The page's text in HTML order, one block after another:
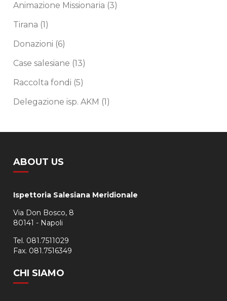
Animazione Missionaria (3)
Tirana (1)
Donazioni (6)
Case salesiane (13)
Raccolta fondi (5)
Delegazione isp. AKM (1)
ABOUT US
Ispettoria Salesiana Meridionale
Via Don Bosco, 8
80141 - Napoli
Tel. 081.7511029
Fax. 081.7516349
CHI SIAMO